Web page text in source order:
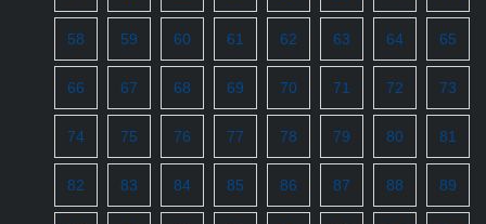
58 59 60 61 62 63 64 65
66 67 68 69 70 71 72 73
74 75 76 77 78 79 80 81
82 83 84 85 86 87 88 89